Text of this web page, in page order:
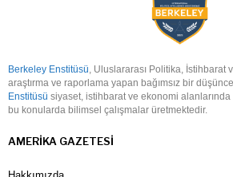
Berkeley Enstitüsü, Uluslararası Politika, İstihbarat
araştırma ve raporlama yapan bağımsız bir
Enstitüsü siyaset, istihbarat ve ekonomi alanlarında
bu konularda bilimsel çalışmalar üretmektedir.
AMERIKA GAZETESI